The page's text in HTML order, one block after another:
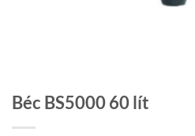
Béc BS5000 60 lít